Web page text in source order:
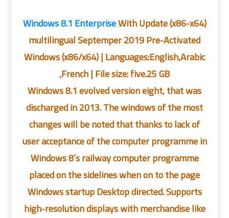
Windows 8.1 EnterpriseWith Update (x86-x64)
multilingual Septemper 2019 Pre-Activated
Windows (x86/x64) | Languages:English,Arabic
,French | File size: five.25 GB
Windows 8.1 evolved version eight, that was
discharged in 2013. The windows of the most
changes will be noted that thanks to lack of
user acceptance of the computer programme in
Windows 8’s railway computer programme
placed on the sidelines when on to the page
Windows startup Desktop directed. Supports
high-resolution displays with merchandise like